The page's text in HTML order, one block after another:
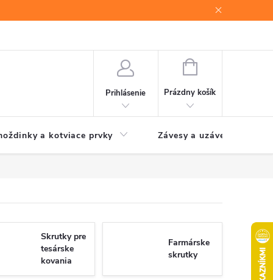
Prihlásenie
NÁKUPNÝ
Prázdny košík
a kotviace prvky Závesy a uzávery brán
Skrutky pre
tesárske
kovania
Farmárske
skrutky